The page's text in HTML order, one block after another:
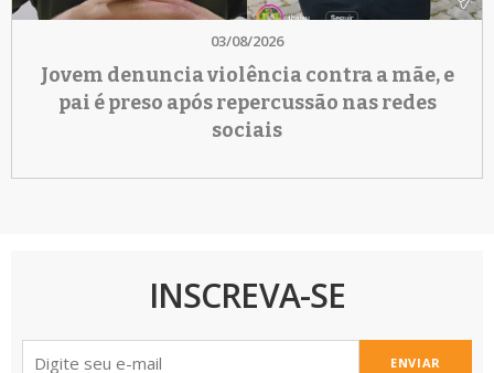
03/08/2026
Jovem denuncia violência contra a mãe, e
pai é preso após repercussão nas redes
sociais
INSCREVA-SE
ENVIAR